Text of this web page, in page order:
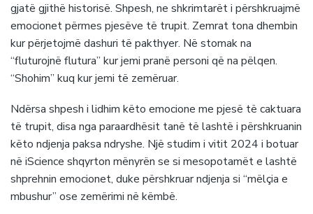
gjatë gjithë historisë. Shpesh, ne shkrimtarët i përshkruajmë
emocionet përmes pjesëve të trupit. Zemrat tona dhembin
kur përjetojmë dashuri të pakthyer. Në stomak na
“fluturojnë flutura” kur jemi pranë personi që na pëlqen.
“Shohim” kuq kur jemi të zemëruar.
Ndërsa shpesh i lidhim këto emocione me pjesë të caktuara
të trupit, disa nga paraardhësit tanë të lashtë i përshkruanin
këto ndjenja paksa ndryshe. Një studim i vitit 2024 i botuar
në iScience shqyrton mënyrën se si mesopotamët e lashtë
shprehnin emocionet, duke përshkruar ndjenja si “mëlçia e
mbushur” ose zemërimi në këmbë.